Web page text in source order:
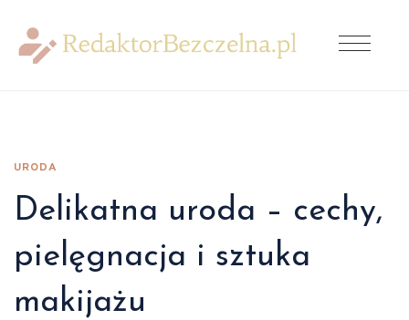
URODA
Delikatna uroda – cechy,
pielęgnacja i sztuka
makijażu